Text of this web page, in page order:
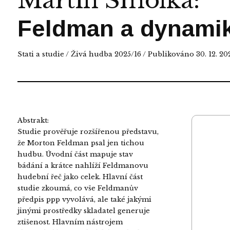
Feldman a
Stati a studie / Živá hudba 2025/16/ Publikováno 30. 12.
Abstrakt:
Studie prověřuje rozšířenou představu,
že Morton Feldman psal jen tichou
hudbu. Úvodní část mapuje stav
bádání a krátce nahlíží Feldmanovu
hudební řeč jako celek. Hlavní část
studie zkoumá, co vše Feldmanův
předpis ppp vyvolává, ale také jakými
jinými prostředky skladatel generuje
ztišenost. Hlavním nástrojem